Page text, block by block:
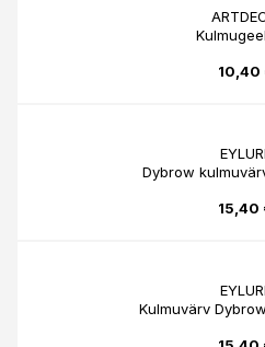
10,40
Dybrow
15,40
Kulmuvärv